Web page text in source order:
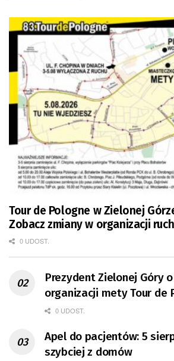
Tour de Pologne w Zielonej
Zobacz zmiany w organizacji
0 UDOST.
Prezydent Zielonej Góry
organizacji mety Tour de
0 UDOST.
Apel do pacjentów: 5
szybciej z domów